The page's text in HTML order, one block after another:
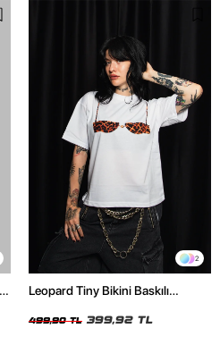
2
Leopard Tiny Bikini Baskılı
499,90 TL 399,92 TL